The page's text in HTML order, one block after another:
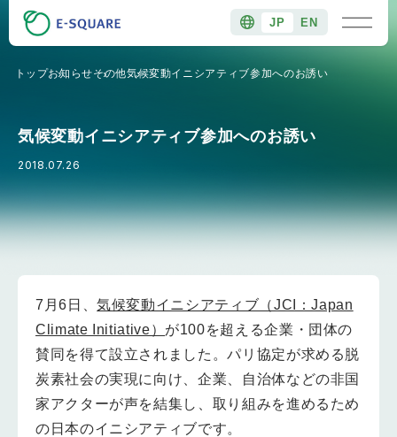
JP EN
トップお知らせその他気候変動イニシアティブ参加へのお誘い
気候変動イニシアティブ参加へのお誘い
2018.07.26
7月6日、気候変動イニシアティブ（JCI：Japan
Climate Initiative） が100を超える企業・団体の
賛同を得て設立されました。パリ協定が求める脱
炭素社会の実現に向け、企業、自治体などの非国
家アクターが声を結集し、取り組みを進めるため
の日本のイニシアティブです。